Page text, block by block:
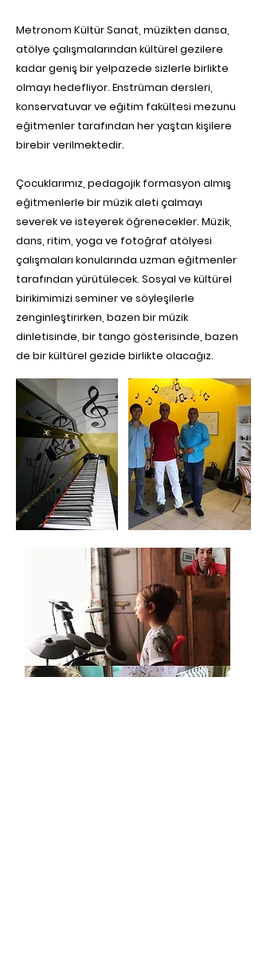
Metronom Kültür Sanat, müzikten dansa,
atölye çalışmalarından kültürel gezilere
kadar geniş bir yelpazede sizlerle birlikte
olmayı hedefliyor. Enstrüman dersleri,
konservatuvar ve eğitim fakültesi mezunu
eğitmenler tarafından her yaştan kişilere
birebir verilmektedir.
Çocuklarımız, pedagojik formasyon almış
eğitmenlerle bir müzik aleti çalmayı
severek ve isteyerek öğrenecekler. Müzik,
dans, ritim, yoga ve fotoğraf atölyesi
çalışmaları konularında uzman eğitmenler
tarafından yürütülecek. Sosyal ve kültürel
birikimimizi seminer ve söyleşilerle
zenginleştirirken, bazen bir müzik
dinletisinde, bir tango gösterisinde, bazen
de bir kültürel gezide birlikte olacağız.